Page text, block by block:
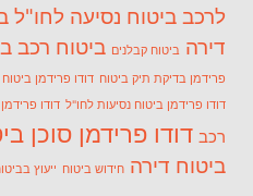
לרכב ביטוח נסיעה לחו"ל
דירה ביטוח קבלנים ביטוח רכב
פרידמן בדיקת תיק ביטוח דודו פרידמן
דודו פרידמן ביטוח נסיעות לחו"ל דודו
רכב דודו פרידמן סוכן
ביטוח דירה חידוש ביטוח ייעוץ